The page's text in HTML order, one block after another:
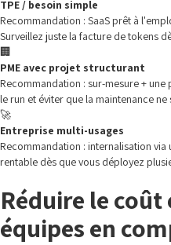
TPE / besoin simple
Recommandation : SaaS prêt à
Surveillez juste la facture de tokens
🏢
PME avec projet structurant
Recommandation : sur-mesure +
le run et éviter que la maintenance
🚀
Entreprise multi-usages
Recommandation : internalisation
rentable dès que vous déployez
Réduire le
équipes en